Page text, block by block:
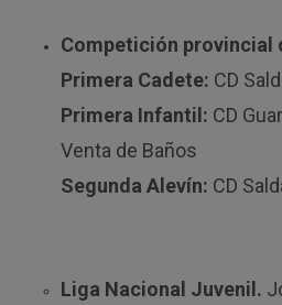
Competición provincial
Primera Cadete: CD
Primera Infantil: CD
Venta de Baños
Segunda Alevín: CD
Liga Nacional Juvenil.